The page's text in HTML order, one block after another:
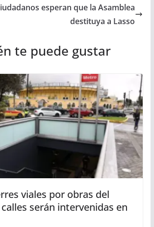
esperan que la Asamblea
destituya a Lasso
te puede gustar
viales por obras del
serán intervenidas en